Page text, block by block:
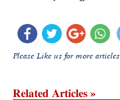
Please Like us for more articles
Related Articles »